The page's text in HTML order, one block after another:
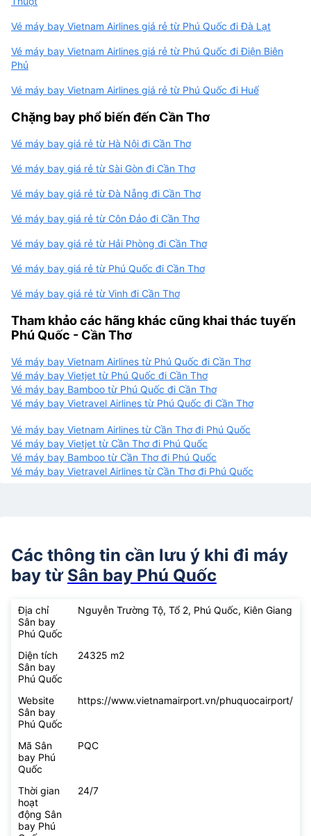
Vé máy bay Vietnam Airlines giá rẻ từ Phú Quốc đi Đà Lạt
Vé máy bay Vietnam Airlines giá rẻ từ Phú Quốc đi Điện Biên
Phủ
Vé máy bay Vietnam Airlines giá rẻ từ Phú Quốc đi Huế
Chặng bay phổ biến đến Cần Thơ
Vé máy bay giá rẻ từ Hà Nội đi Cần Thơ
Vé máy bay giá rẻ từ Sài Gòn đi Cần Thơ
Vé máy bay giá rẻ từ Đà Nẵng đi Cần Thơ
Vé máy bay giá rẻ từ Côn Đảo đi Cần Thơ
Vé máy bay giá rẻ từ Hải Phòng đi Cần Thơ
Vé máy bay giá rẻ từ Phú Quốc đi Cần Thơ
Vé máy bay giá rẻ từ Vinh đi Cần Thơ
Tham khảo các hãng khác cũng khai thác tuyến
Phú Quốc - Cần Thơ
Vé máy bay Vietnam Airlines từ Phú Quốc đi Cần Thơ
Vé máy bay Vietjet từ Phú Quốc đi Cần Thơ
Vé máy bay Bamboo từ Phú Quốc đi Cần Thơ
Vé máy bay Vietravel Airlines từ Phú Quốc đi Cần Thơ
Vé máy bay Vietnam Airlines từ Cần Thơ đi Phú Quốc
Vé máy bay Vietjet từ Cần Thơ đi Phú Quốc
Vé máy bay Bamboo từ Cần Thơ đi Phú Quốc
Vé máy bay Vietravel Airlines từ Cần Thơ đi Phú Quốc
Các thông tin cần lưu ý khi đi máy
bay từ Sân bay Phú Quốc
Địa chỉ
Sân bay
Phú Quốc
Nguyễn Trường Tộ, Tổ 2, Phú Quốc, Kiên Giang
Diện tích
Sân bay
Phú Quốc
24325 m2
Website
Sân bay
Phú Quốc
https://www.vietnamairport.vn/phuquocairport/
Mã Sân
bay Phú
Quốc
PQC
Thời gian
hoạt
động Sân
bay Phú
24/7